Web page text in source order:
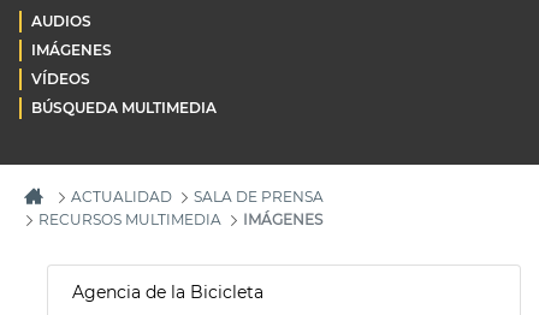
AUDIOS
IMÁGENES
VÍDEOS
BÚSQUEDA MULTIMEDIA
ACTUALIDAD
SALA DE PRENSA
RECURSOS MULTIMEDIA
IMÁGENES
Agencia de la Bicicleta